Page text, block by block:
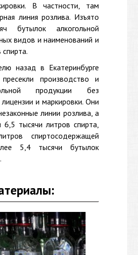
В частности, там
линия розлива. Изъято
бутылок алкогольной
видов и наименований и
назад в Екатеринбурге
производство и
продукции без
и маркировки. Они
линии розлива, а
6,5 тысячи литров спирта,
спиртосодержащей
5,4 тысячи бутылок